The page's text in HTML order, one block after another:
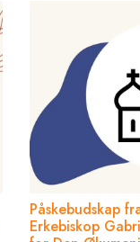
Påskebudskap
Erkebiskop